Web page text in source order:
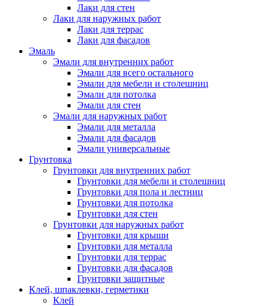
Лаки для стен
Лаки для наружных работ
Лаки для террас
Лаки для фасадов
Эмаль
Эмали для внутренних работ
Эмали для всего остального
Эмали для мебели и столешниц
Эмали для потолка
Эмали для стен
Эмали для наружных работ
Эмали для металла
Эмали для фасадов
Эмали универсальные
Грунтовка
Грунтовки для внутренних работ
Грунтовки для мебели и столешниц
Грунтовки для пола и лестниц
Грунтовки для потолка
Грунтовки для стен
Грунтовки для наружных работ
Грунтовки для крыши
Грунтовки для металла
Грунтовки для террас
Грунтовки для фасадов
Грунтовки защитные
Клей, шпаклевки, герметики
Клей